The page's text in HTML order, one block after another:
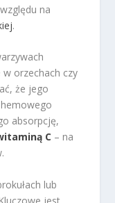
na
.
w orzechach czy
że jego
absorpcję,
C – na
lub
jest